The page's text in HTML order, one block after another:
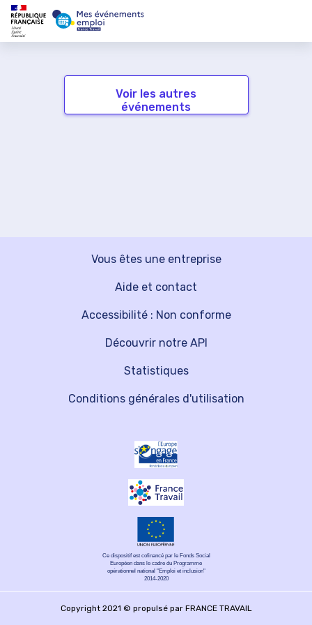
Voir les autres
événements
Vous êtes une entreprise
Découvrir notre API
Aide et contact
Statistiques
Accessibilité : Non conforme
Conditions générales d'utilisation
Ce dispositif est cofinancé par le Fonds Social
Européen dans le cadre du Programme
opérationnel national "Emploi et inclusion"
2014-2020
Copyright 2021 © propulsé par FRANCE TRAVAIL